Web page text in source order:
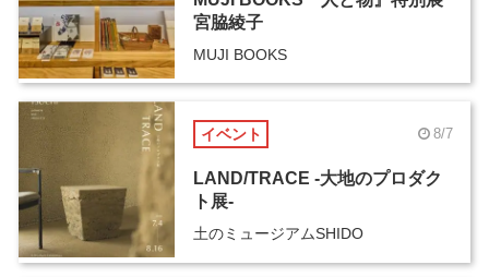
宮脇綾子
MUJI BOOKS
イベント 8/7
LAND/TRACE -大地のプロダク
ト展-
土のミュージアムSHIDO